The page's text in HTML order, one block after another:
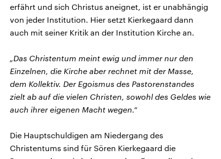
erfährt und sich Christus aneignet, ist er unabhängig
von jeder Institution. Hier setzt Kierkegaard dann
auch mit seiner Kritik an der Institution Kirche an.
„Das Christentum meint ewig und immer nur den
Einzelnen, die Kirche aber rechnet mit der Masse,
dem Kollektiv. Der Egoismus des Pastorenstandes
zielt ab auf die vielen Christen, sowohl des Geldes wie
auch ihrer eigenen Macht wegen.“
Die Hauptschuldigen am Niedergang des
Christentums sind für Sören Kierkegaard die